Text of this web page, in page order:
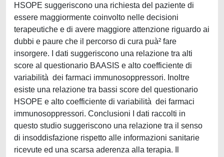
HSOPE suggeriscono una richiesta del paziente di
essere maggiormente coinvolto nelle decisioni
terapeutiche e di avere maggiore attenzione riguardo ai
dubbi e paure che il percorso di cura puà² fare
insorgere. I dati suggeriscono una relazione tra alti
score al questionario BAASIS e alto coefficiente di
variabilità dei farmaci immunosoppressori. Inoltre
esiste una relazione tra bassi score del questionario
HSOPE e alto coefficiente di variabilità dei farmaci
immunosoppressori. Conclusioni I dati raccolti in
questo studio suggeriscono una relazione tra il senso
di insoddisfazione rispetto alle informazioni sanitarie
ricevute ed una scarsa aderenza alla terapia. Il